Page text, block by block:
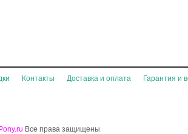
Контакты Доставка и оплата Гарантия и
Все права защищены